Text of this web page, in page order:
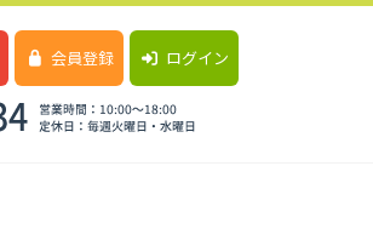
会員登録 ログイン